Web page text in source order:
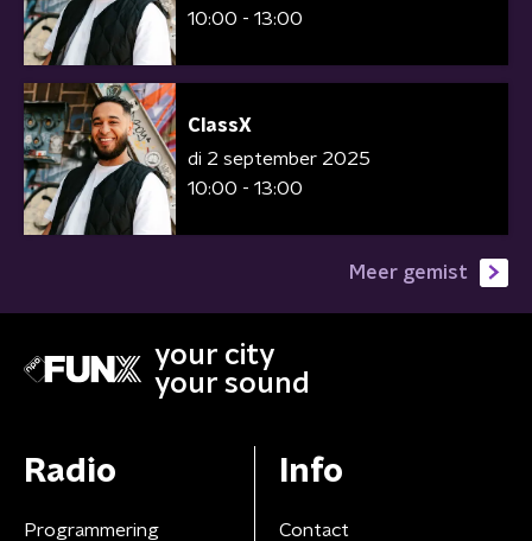
10:00 - 13:00
ClassX
di 2 september 2025
10:00 - 13:00
Meer gemist
your city
your sound
Radio
Programmering
Info
Contact